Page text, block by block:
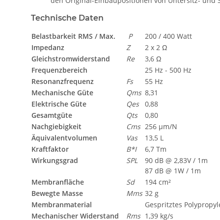
Technische Daten
Belastbarkeit RMS / Max.
P
200 / 400 Watt
Impedanz
Z
2 x 2 Ω
Gleichstromwiderstand
Re
3,6 Ω
Frequenzbereich
25 Hz - 500 Hz
Resonanzfrequenz
Fs
55 Hz
Mechanische Güte
Qms 8,31
Elektrische Güte
Qes
0,88
Gesamtgüte
Qts
0,80
Nachgiebigkeit
Cms 256 µm/N
Äquivalentvolumen
Vas
13,5 L
Kraftfaktor
B*I
6,7 Tm
Wirkungsgrad
SPL
90 dB @ 2,83V / 1m
87 dB @ 1W / 1m
Membranfläche
Sd
194 cm²
Bewegte Masse
Mms 32 g
Membranmaterial
Gespritztes
Mechanischer Widerstand
Rms 1,39 kg/s